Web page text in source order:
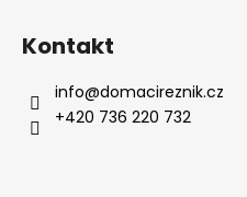
Kontakt
info@domacireznik.cz
+420 736 220 732